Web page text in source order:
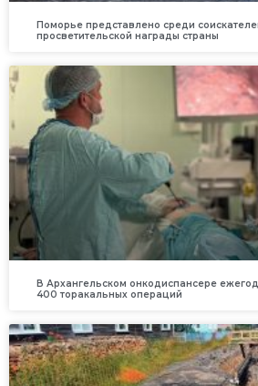
Поморье представлено среди
просветительской награды страны
В Архангельском онкодиспансере
400 торакальных операций